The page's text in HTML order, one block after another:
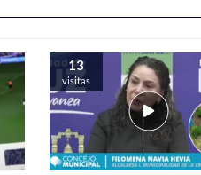
13
visitas